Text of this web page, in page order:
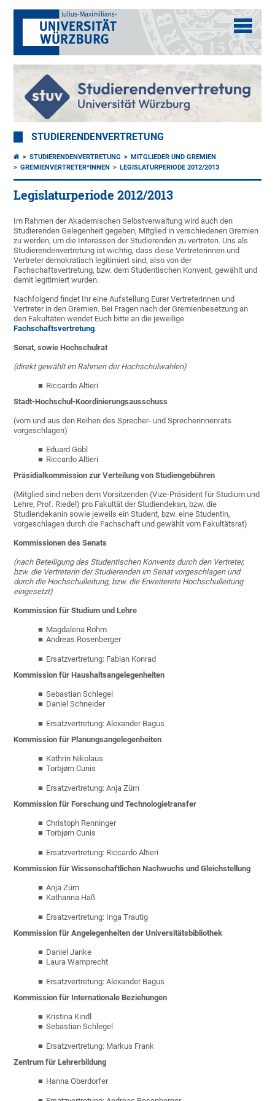
STUDIERENDENVERTRETUNG
STUDIERENDENVERTRETUNG
MITGLIEDER UND GREMIEN
GREMIENVERTRETER*INNEN
LEGISLATURPERIODE 2012/2013
Legislaturperiode 2012/2013
Im Rahmen der Akademischen Selbstverwaltung wird auch den
Studierenden Gelegenheit gegeben, Mitglied in verschiedenen Gremien
zu werden, um die Interessen der Studierenden zu vertreten. Uns als
Studierendenvertretung ist wichtig, dass diese Vertreterinnen und
Vertreter demokratisch legitimiert sind, also von der
Fachschaftsvertretung, bzw. dem Studentischen Konvent, gewählt und
damit legitimiert wurden.
Nachfolgend findet Ihr eine Aufstellung Eurer Vertreterinnen und
Vertreter in den Gremien. Bei Fragen nach der Gremienbesetzung an
den Fakultäten wendet Euch bitte an die jeweilige
Fachschaftsvertretung.
Senat, sowie Hochschulrat
(direkt gewählt im Rahmen der Hochschulwahlen)
Riccardo Altieri
Stadt-Hochschul-Koordinierungsausschuss
(vom und aus den Reihen des Sprecher- und Sprecherinnenrats
vorgeschlagen)
Eduard Göbl
Riccardo Altieri
Präsidialkommission zur Verteilung von Studiengebühren
(Mitglied sind neben dem Vorsitzenden (Vize-Präsident für Studium und
Lehre, Prof. Riedel) pro Fakultät der Studiendekan, bzw. die
Studiendekanin sowie jeweils ein Student, bzw. eine Studentin,
vorgeschlagen durch die Fachschaft und gewählt vom Fakultätsrat)
Kommissionen des Senats
(nach Beteiligung des Studentischen Konvents durch den Vertreter,
bzw. die Vertreterin der Studierenden im Senat vorgeschlagen und
durch die Hochschulleitung, bzw. die Erweiterete Hochschulleitung
eingesetzt)
Kommission für Studium und Lehre
Magdalena Rohm
Andreas Rosenberger
Ersatzvertretung: Fabian Konrad
Kommission für Haushaltsangelegenheiten
Sebastian Schlegel
Daniel Schneider
Ersatzvertretung: Alexander Bagus
Kommission für Planungsangelegenheiten
Kathrin Nikolaus
Torbjørn Cunis
Ersatzvertretung: Anja Zürn
Kommission für Forschung und Technologietransfer
Christoph Renninger
Torbjørn Cunis
Ersatzvertretung: Riccardo Altieri
Kommission für Wissenschaftlichen Nachwuchs und Gleichstellung
Anja Zürn
Katharina Haß
Ersatzvertretung: Inga Trautig
Kommission für Angelegenheiten der Universitätsbibliothek
Daniel Janke
Laura Wamprecht
Ersatzvertretung: Alexander Bagus
Kommission für Internationale Beziehungen
Kristina Kindl
Sebastian Schlegel
Ersatzvertretung: Markus Frank
Zentrum für Lehrerbildung
Hanna Oberdorfer